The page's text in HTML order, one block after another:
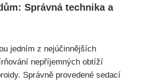
Správná technika a
​jedním z nejúčinnějších
nepříjemných obtíží
Správně provedené sedací